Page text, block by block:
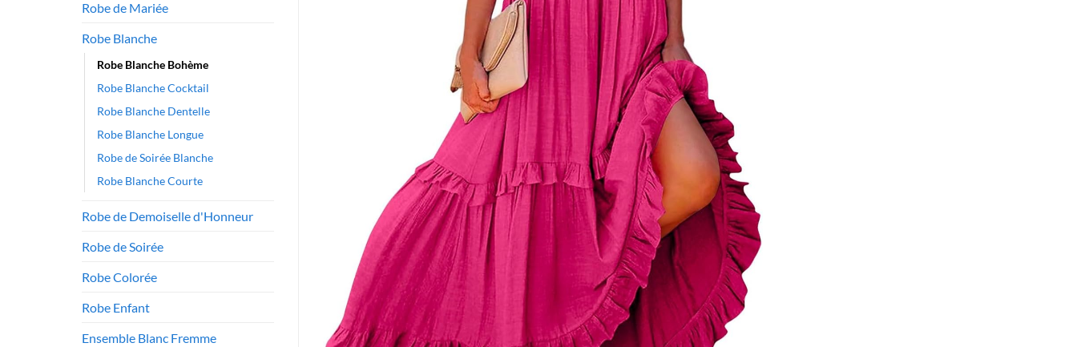
Robe de Mariée
Robe Blanche
Robe Blanche Bohème
Robe Blanche Cocktail
Robe Blanche Dentelle
Robe Blanche Longue
Robe de Soirée Blanche
Robe Blanche Courte
Robe de Demoiselle d'Honneur
Robe de Soirée
Robe Colorée
Robe Enfant
Ensemble Blanc Fremme